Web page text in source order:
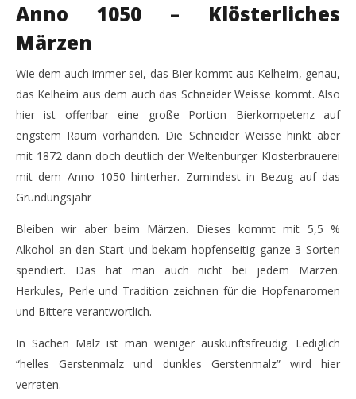
Anno 1050 – Klösterliches
Märzen
Wie dem auch immer sei, das Bier kommt aus Kelheim, genau,
das Kelheim aus dem auch das Schneider Weisse kommt. Also
hier ist offenbar eine große Portion Bierkompetenz auf
engstem Raum vorhanden. Die Schneider Weisse hinkt aber
mit 1872 dann doch deutlich der Weltenburger Klosterbrauerei
mit dem Anno 1050 hinterher. Zumindest in Bezug auf das
Gründungsjahr
Bleiben wir aber beim Märzen. Dieses kommt mit 5,5 %
Alkohol an den Start und bekam hopfenseitig ganze 3 Sorten
spendiert. Das hat man auch nicht bei jedem Märzen.
Herkules, Perle und Tradition zeichnen für die Hopfenaromen
und Bittere verantwortlich.
In Sachen Malz ist man weniger auskunftsfreudig. Lediglich
“helles Gerstenmalz und dunkles Gerstenmalz” wird hier
verraten.